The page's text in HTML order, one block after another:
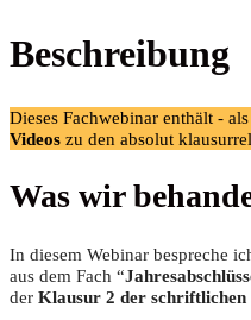
Beschreibung
Dieses Fachwebinar enthält - als
Videos zu den absolut
Was wir
In diesem Webinar bespreche
aus dem Fach “
der Klausur 2 der